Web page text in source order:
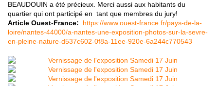
BEAUDOUIN a été précieux. Merci aussi aux habitants du
quartier qui ont participé en tant que membres du jury!
Article Ouest-France:
https://www.ouest-france.fr/pays-de-la-
loire/nantes-44000/a-nantes-une-exposition-photos-sur-la-sevre-
en-pleine-nature-d537c602-0f8a-11ee-920e-6a244c770543